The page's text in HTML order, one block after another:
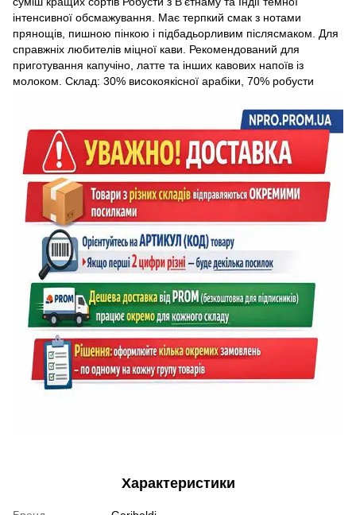
інтенсивної обсмажування. Має терпкий смак з нотами
прянощів, пишною пінкою і підбадьорливим післясмаком. Для
справжніх любителів міцної кави. Рекомендований для
приготування капучіно, латте та інших кавових напоїв із
молоком. Склад: 30% високоякісної арабіки, 70% робусти
Характеристики